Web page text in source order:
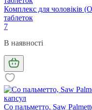
Комплекс для чоловіків
таблеток
7
В наявності
Со пальметто, Saw